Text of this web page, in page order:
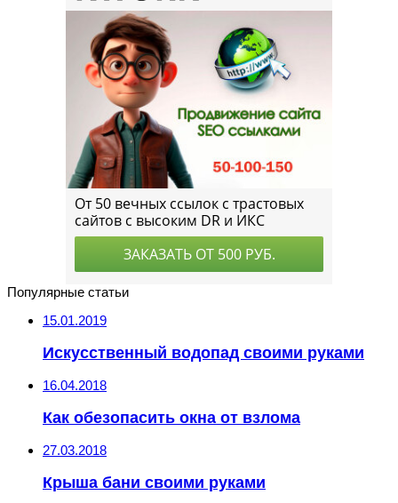
Популярные статьи
15.01.2019
Искусственный водопад своими руками
16.04.2018
Как обезопасить окна от взлома
27.03.2018
Крыша бани своими руками